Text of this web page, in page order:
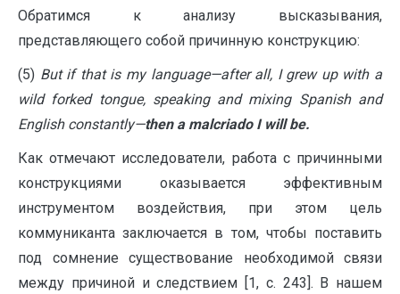
Обратимся к анализу высказывания,
представляющего собой причинную конструкцию:
(5) But if that is my language—after all, I grew up with a
wild forked tongue, speaking and mixing Spanish and
English constantly—then a malcriado I will be.
Как отмечают исследователи, работа с причинными
конструкциями оказывается эффективным
инструментом воздействия, при этом цель
коммуниканта заключается в том, чтобы поставить
под сомнение существование необходимой связи
между причиной и следствием [1, с. 243]. В нашем